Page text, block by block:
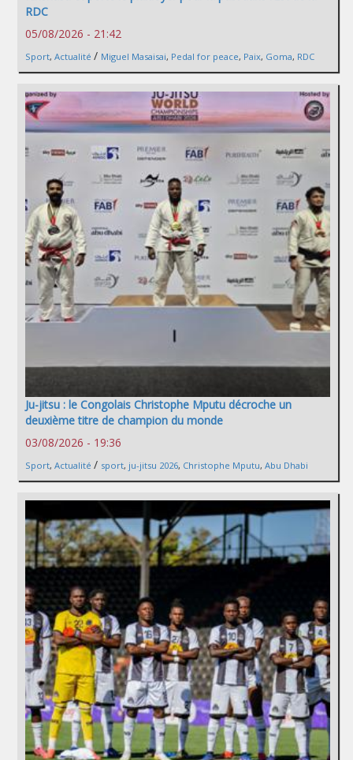
RDC
05/08/2026 - 21:42
Sport, Actualité / Miguel Masaisai, Pedal for peace, Paix, Goma, RDC
Ju-jitsu : le Congolais Christophe Mputu décroche un
deuxième titre de champion du monde
03/08/2026 - 19:36
Sport, Actualité / sport, ju-jitsu 2026, Christophe Mputu, Abu Dhabi